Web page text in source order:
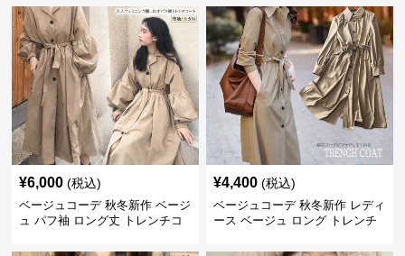
¥6,000 (税込)
ベージュコーデ 秋冬新作 ベージ
ュ パフ袖 ロング丈 トレンチコ
¥4,400 (税込)
ベージュコーデ 秋冬新作 レディ
ース ベージュ ロング トレンチ